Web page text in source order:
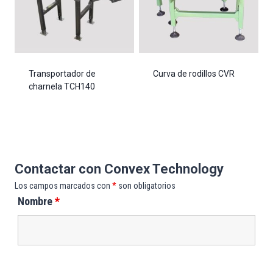
Transportador de
charnela TCH140
Curva de rodillos CVR
Contactar con Convex Technology
Los campos marcados con * son obligatorios
Nombre*